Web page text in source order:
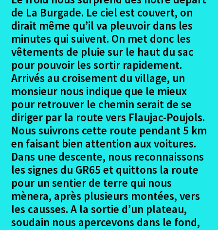
menu
enfant
Podiensis – Nasbinals Conques
Ouvrir
le
menu
Podiensis – Figeac – Moissac
Ouvrir
menu
Le Projet Figeac – Moissac
Les Participants Figeac – Moissac
Le Trajet – les étapes
Ouvrir
le
menu
enfant
Figeac
Figeac Photos
Figeac – Le Gréalou
Figeac – Le Gréalou photos
de La Burgade. Le ciel est couvert, on
dirait même qu’il va pleuvoir dans les
minutes qui suivent. On met donc les
vêtements de pluie sur le haut du sac
pour pouvoir les sortir rapidement.
Arrivés au croisement du village, un
monsieur nous indique que le mieux
pour retrouver le chemin serait de se
diriger par la route vers Flaujac-Poujols.
Nous suivrons cette route pendant 5 km
en faisant bien attention aux voitures.
Dans une descente, nous reconnaissons
les signes du GR65 et quittons la route
pour un sentier de terre qui nous
mènera, après plusieurs montées, vers
les causses. A la sortie d’un plateau,
soudain nous apercevons dans le fond,